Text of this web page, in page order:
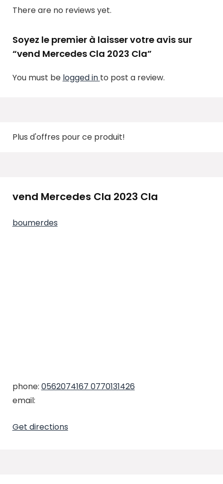
There are no reviews yet.
Soyez le premier à laisser votre avis sur
“vend Mercedes Cla 2023 Cla”
You must be logged in to post a review.
Plus d'offres pour ce produit!
vend Mercedes Cla 2023 Cla
boumerdes
phone: 0562074167 0770131426
email:
Get directions